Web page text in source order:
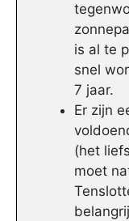
is al te
snel
7 jaar.
Er zijn
(het
moet